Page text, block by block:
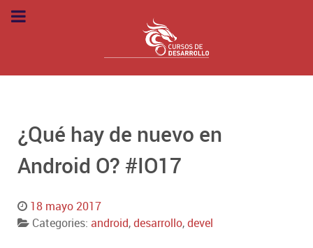
¿Qué hay de nuevo en
Android O? #IO17
18 mayo 2017
Categories: android,desarrollo,devel